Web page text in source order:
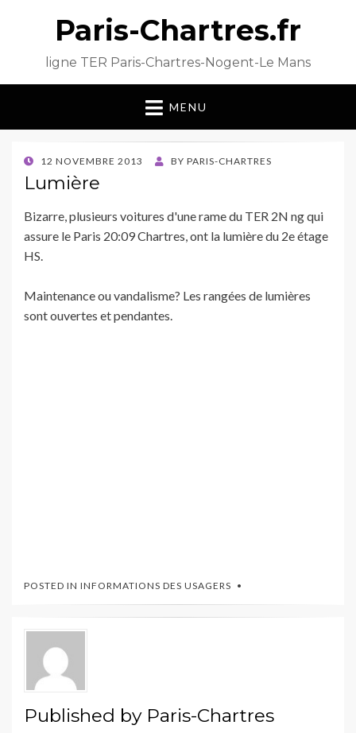
Paris-Chartres.fr
ligne TER Paris-Chartres-Nogent-Le Mans
MENU
POSTED
ON
12 NOVEMBRE 2013 BY PARIS-CHARTRES
Lumière
Bizarre, plusieurs voitures d'une rame du TER 2N ng qui
assure le Paris 20:09 Chartres, ont la lumière du 2e étage
HS.
Maintenance ou vandalisme? Les rangées de lumières
sont ouvertes et pendantes.
POSTED IN INFORMATIONS DES USAGERS
Published by Paris-Chartres